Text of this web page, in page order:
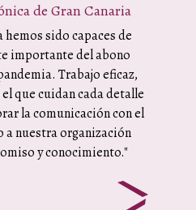
de Gran Canaria
sido capaces de
importante del abono
Trabajo eficaz,
que cuidan cada detalle
la comunicación con el
nuestra organización
y conocimiento."